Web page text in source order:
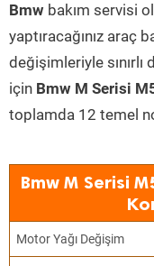
Bmw bakım servisi
yaptıracağınız araç
değişimleriyle
için Bmw M Serisi
toplamda 12 temel
Bmw M Serisi
Motor Yağı Değişim